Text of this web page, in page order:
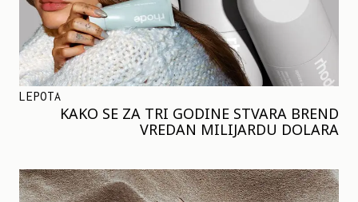
LEPOTA
KAKO SE ZA TRI GODINE STVARA BREND
VREDAN MILIJARDU DOLARA